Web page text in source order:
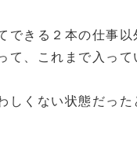
きる２本の仕事以
、これまで入っ
くない状態だった